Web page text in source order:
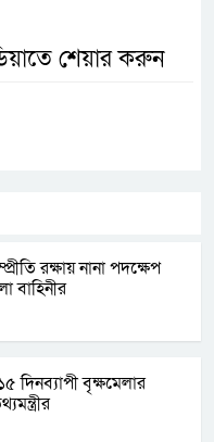
শেয়ার করুন
রক্ষায় নানা পদক্ষেপ
বাহিনীর
দিনব্যাপী বৃক্ষমেলার